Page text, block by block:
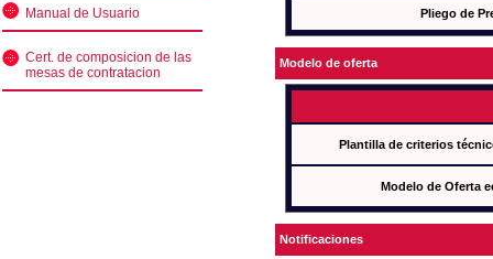
Manual de Usuario
Cert. de composicion de las
mesas de contratacion
Pliego de
Modelo de oferta
Plantilla de criterios
Modelo de Oferta
Notificaciones